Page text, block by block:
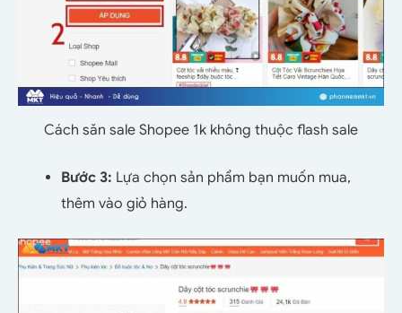
Cách săn sale Shopee 1k không thuộc flash sale
Bước 3: Lựa chọn sản phẩm bạn muốn mua,
thêm vào giỏ hàng.